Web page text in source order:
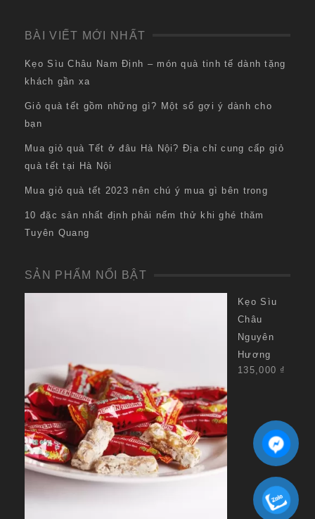
BÀI VIẾT MỚI NHẤT
Kẹo Sìu Châu Nam Định – món quà tinh tế dành tặng
khách gần xa
Giỏ quà tết gồm những gì? Một số gợi ý dành cho
bạn
Mua giỏ quà Tết ở đâu Hà Nội? Địa chỉ cung cấp giỏ
quà tết tại Hà Nội
Mua giỏ quà tết 2023 nên chú ý mua gì bên trong
10 đặc sản nhất định phải nếm thử khi ghé thăm
Tuyên Quang
SẢN PHẨM NỔI BẬT
Kẹo Sìu
Châu
Nguyên
Hương
135,000 ₫